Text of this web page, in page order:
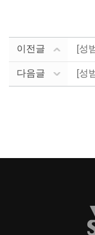
이전글
다음글